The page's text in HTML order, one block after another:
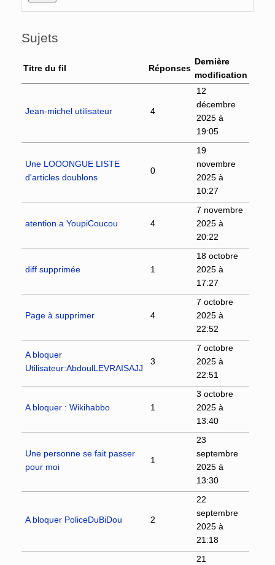
Sujets
Titre du fil Réponses
Dernière
modification
Jean-michel utilisateur 4
12
décembre
2025 à
19:05
Une LOOONGUE LISTE
d'articles doublons
0
19
novembre
2025 à
10:27
atention a YoupiCoucou 4
7 novembre
2025 à
20:22
diff supprimée 1
18 octobre
2025 à
17:27
Page à supprimer 4
7 octobre
2025 à
22:52
A bloquer
Utilisateur:AbdoulLEVRAISAJJ
3
7 octobre
2025 à
22:51
A bloquer : Wikihabbo 1
3 octobre
2025 à
13:40
Une personne se fait passer
pour moi
1
23
septembre
2025 à
13:30
A bloquer PoliceDuBiDou 2
22
septembre
2025 à
21:18
21